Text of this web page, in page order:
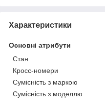
Характеристики
Основні атрибути
Стан
Кросс-номери
Сумісність з маркою
Сумісність з моделлю